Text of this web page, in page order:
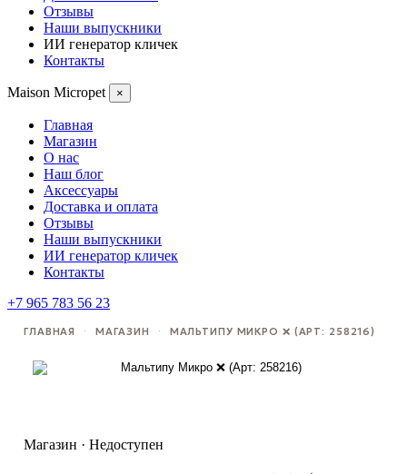
Отзывы
Наши выпускники
ИИ генератор кличек
Контакты
Maison Micropet ×
Главная
Магазин
О нас
Наш блог
Аксессуары
Доставка и оплата
Отзывы
Наши выпускники
ИИ генератор кличек
Контакты
+7 965 783 56 23
ГЛАВНАЯ · МАГАЗИН · МАЛЬТИПУ МИКРО ❌ (АРТ: 258216)
Магазин · Недоступен